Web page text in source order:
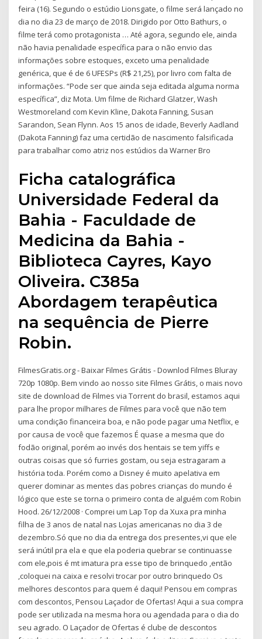
feira (16). Segundo o estúdio Lionsgate, o filme será lançado no
dia no dia 23 de março de 2018. Dirigido por Otto Bathurs, o
filme terá como protagonista … Até agora, segundo ele, ainda
não havia penalidade específica para o não envio das
informações sobre estoques, exceto uma penalidade
genérica, que é de 6 UFESPs (R$ 21,25), por livro com falta de
informações. “Pode ser que ainda seja editada alguma norma
específica”, diz Mota. Um filme de Richard Glatzer, Wash
Westmoreland com Kevin Kline, Dakota Fanning, Susan
Sarandon, Sean Flynn. Aos 15 anos de idade, Beverly Aadland
(Dakota Fanning) faz uma certidão de nascimento falsificada
para trabalhar como atriz nos estúdios da Warner Bro
Ficha catalográfica
Universidade Federal da
Bahia - Faculdade de
Medicina da Bahia -
Biblioteca Cayres, Kayo
Oliveira. C385a
Abordagem terapêutica
na sequência de Pierre
Robin.
FilmesGratis.org - Baixar Filmes Grátis - Downlod Filmes Bluray
720p 1080p. Bem vindo ao nosso site Filmes Grátis, o mais novo
site de download de Filmes via Torrent do brasil, estamos aqui
para lhe propor milhares de Filmes para você que não tem
uma condição financeira boa, e não pode pagar uma Netflix, e
por causa de você que fazemos É quase a mesma que do
fodão original, porém ao invés dos hentais se tem yiffs e
outras coisas que só furries gostam, ou seja estragaram a
história toda. Porém como a Disney é muito apelativa em
querer dominar as mentes das pobres crianças do mundo é
lógico que este se torna o primeiro conta de alguém com Robin
Hood. 26/12/2008 · Comprei um Lap Top da Xuxa pra minha
filha de 3 anos de natal nas Lojas americanas no dia 3 de
dezembro.Só que no dia da entrega dos presentes,vi que ele
será inútil pra ela e que ela poderia quebrar se continuasse
com ele,pois é mt imatura pra esse tipo de brinquedo ,então
,coloquei na caixa e resolvi trocar por outro brinquedo Os
melhores descontos para quem é daqui! Pensou em compras
com descontos, Pensou Laçador de Ofertas! Aqui a sua compra
pode ser utilizada na mesma hora ou agendada para o dia do
seu agrado. O Laçador de Ofertas é clube de descontos